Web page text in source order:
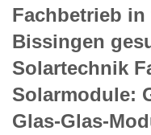
Fachbetrieb in
Bissingen
Solartechnik
Solarmodule:
Glas-Glas-